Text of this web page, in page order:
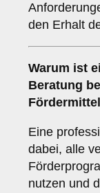
den Erhalt
Warum ist
Beratung
Eine
dabei, alle
nutzen und